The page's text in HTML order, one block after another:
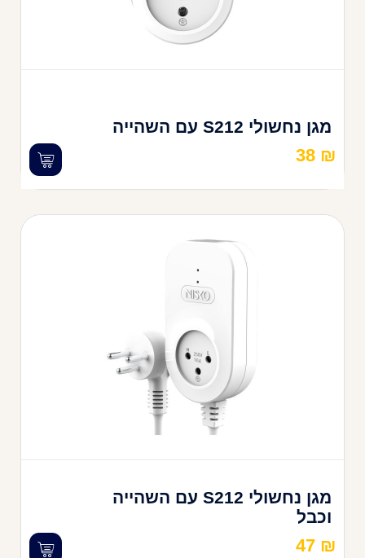
מגן נחשולי S212 עם השהייה
38 ₪
מגן נחשולי S212 עם השהייה
וכבל
47 ₪